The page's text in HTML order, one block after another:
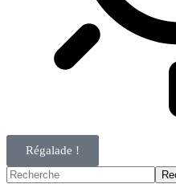
Régalade !